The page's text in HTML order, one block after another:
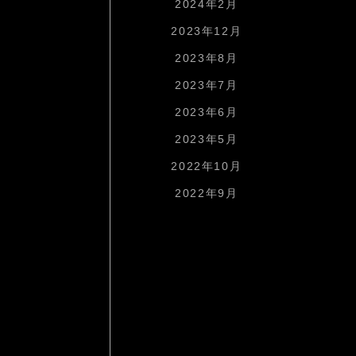
2024年2月
2023年12月
2023年8月
2023年7月
2023年6月
2023年5月
2022年10月
2022年9月